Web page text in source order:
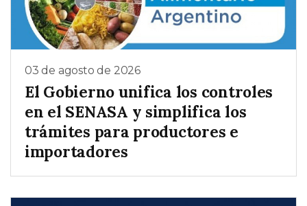
03 de agosto de 2026
El Gobierno unifica los controles
en el SENASA y simplifica los
trámites para productores e
importadores